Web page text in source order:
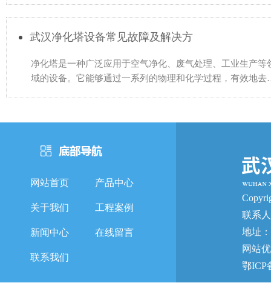
武汉净化塔设备常见故障及解决方
净化塔是一种广泛应用于空气净化、废气处理、工业生产等
域的设备。它能够通过一系列的物理和化学过程，有效地去
网站首页 产品中心
关于我们 工程案例
新闻中心 在线留言
联系我们
联系
地址
网站
鄂ICP